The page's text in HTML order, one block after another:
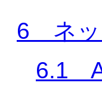
6 ネッ
6.1